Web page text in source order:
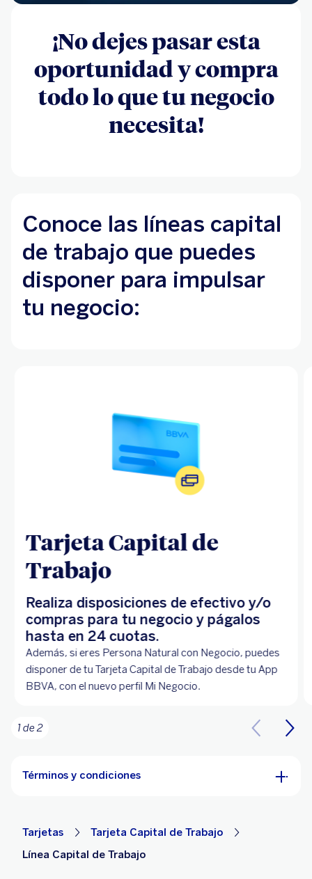
¡No dejes pasar esta
oportunidad y compra
todo lo que tu negocio
necesita!
Conoce las líneas capital
de trabajo que puedes
disponer para impulsar
tu negocio:
Tarjeta Capital de
Trabajo
Realiza disposiciones de efectivo y/o
compras para tu negocio y págalos
hasta en 24 cuotas.
Además, si eres Persona Natural con Negocio, puedes
disponer de tu Tarjeta Capital de Trabajo desde tu App
BBVA, con el nuevo perfil Mi Negocio.
1 de 2
Términos y condiciones
Tarjetas
Tarjeta Capital de Trabajo
Línea Capital de Trabajo